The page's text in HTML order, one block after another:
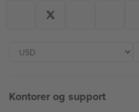
Kontorer og support